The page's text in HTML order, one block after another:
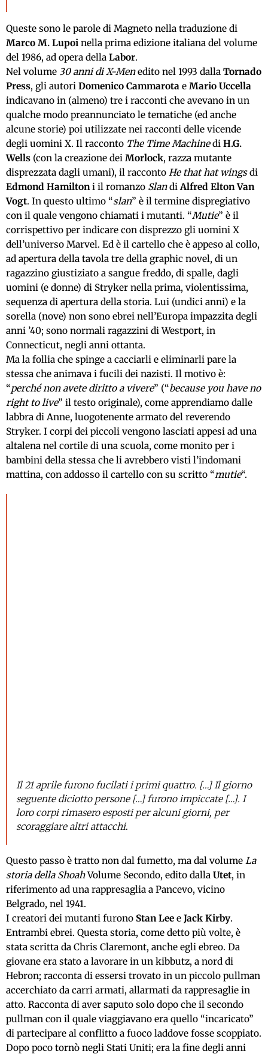
Queste sono le parole di Magneto nella traduzione di
Marco M. Lupoi nella prima edizione italiana del volume
del 1986, ad opera della Labor.
Nel volume 30 anni di X-Menedito nel 1993 dalla Tornado
Press, gli autori Domenico Cammarota e Mario Uccella
indicavano in (almeno) tre i racconti che avevano in un
qualche modo preannunciato le tematiche (ed anche
alcune storie) poi utilizzate nei racconti delle vicende
degli uomini X. Il racconto The Time Machinedi H.G.
Wells (con la creazione dei Morlock, razza mutante
disprezzata dagli umani), il racconto He that hat wingsdi
Edmond Hamilton i il romanzo Slandi Alfred Elton Van
Vogt. In questo ultimo “slan” è il termine dispregiativo
con il quale vengono chiamati i mutanti. “Mutie” è il
corrispettivo per indicare con disprezzo gli uomini X
dell’universo Marvel. Ed è il cartello che è appeso al collo,
ad apertura della tavola tre della graphic novel, di un
ragazzino giustiziato a sangue freddo, di spalle, dagli
uomini (e donne) di Stryker nella prima, violentissima,
sequenza di apertura della storia. Lui (undici anni) e la
sorella (nove) non sono ebrei nell’Europa impazzita degli
anni ’40; sono normali ragazzini di Westport, in
Connecticut, negli anni ottanta.
Ma la follia che spinge a cacciarli e eliminarli pare la
stessa che animava i fucili dei nazisti. Il motivo è:
“perché non avete diritto a vivere” (“because you have no
right to live” il testo originale), come apprendiamo dalle
labbra di Anne, luogotenente armato del reverendo
Stryker. I corpi dei piccoli vengono lasciati appesi ad una
altalena nel cortile di una scuola, come monito per i
bambini della stessa che li avrebbero visti l’indomani
mattina, con addosso il cartello con su scritto “mutie“.
Il 21 aprile furono fucilati i primi quattro. […] Il giorno
seguente diciotto persone […] furono impiccate […]. I
loro corpi rimasero esposti per alcuni giorni, per
scoraggiare altri attacchi.
Questo passo è tratto non dal fumetto, ma dal volume La
storia della ShoahVolume Secondo, edito dalla Utet, in
riferimento ad una rappresaglia a Pancevo, vicino
Belgrado, nel 1941.
I creatori dei mutanti furono Stan Lee e Jack Kirby.
Entrambi ebrei. Questa storia, come detto più volte, è
stata scritta da Chris Claremont, anche egli ebreo. Da
giovane era stato a lavorare in un kibbutz, a nord di
Hebron; racconta di essersi trovato in un piccolo pullman
accerchiato da carri armati, allarmati da rappresaglie in
atto. Racconta di aver saputo solo dopo che il secondo
pullman con il quale viaggiavano era quello “incaricato”
di partecipare al conflitto a fuoco laddove fosse scoppiato.
Dopo poco tornò negli Stati Uniti; era la fine degli anni